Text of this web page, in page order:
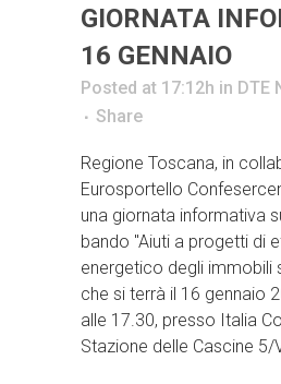
GIORNATA
16 GENNAIO
Posted at 17:12h in DTE
Share
Regione Toscana, in
Eurosportello
una giornata informativa
bando "Aiuti a progetti di
energetico degli immobili
che si terrà il 16 gennaio
alle 17.30, presso Italia
Stazione delle Cascine 5/